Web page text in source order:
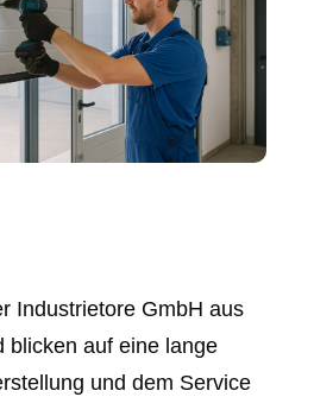
Industrietore GmbH aus
blicken auf eine lange
und dem Service